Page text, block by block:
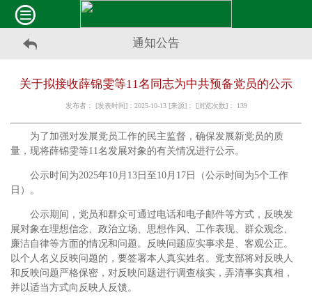
通知公告
关于拟接收薛锦雯等11名同志为中共预备党员的公示
发布者： [发表时间]：2025-10-13 [来源]： [浏览次数]： 139
为了加强对发展党员工作的民主监督，确保发展新党员的质
量，现将薛锦雯等11名发展对象的有关情况进行公示。
公示时间为2025年10月13日至10月17日（公示时间为5个工作
日）。
公示期间，党员和群众可通过电话和电子邮件等方式，反映发
展对象在理想信念、政治立场、思想作风、工作表现、群众观念、
廉洁自律等方面的情况和问题。反映问题应实事求是、客观公正。
以个人名义反映问题的，要签署本人真实姓名。党支部将对反映人
和反映问题严格保密，对反映问题进行调查核实，弄清事实真相，
并以适当方式向反映人反馈。